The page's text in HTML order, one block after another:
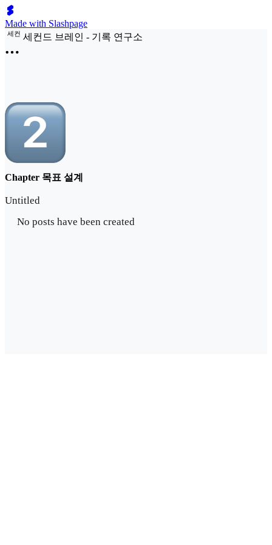
Made with Slashpage
세컨 세컨드 브레인 - 기록 연구소
Chapter 목표 설계
Untitled
No posts have been created